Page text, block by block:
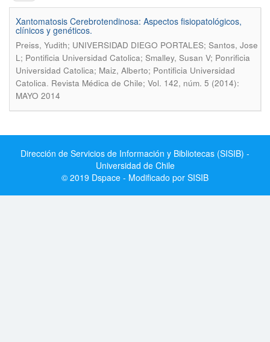
Xantomatosis Cerebrotendinosa: Aspectos fisiopatológicos,
clínicos y genéticos.
Preiss, Yudith; UNIVERSIDAD DIEGO PORTALES; Santos, Jose
L; Pontificia Universidad Catolica; Smalley, Susan V; Ponrificia
Universidad Catolica; Maiz, Alberto; Pontificia Universidad
Catolica. Revista Médica de Chile; Vol. 142, núm. 5 (2014):
MAYO 2014
Dirección de Servicios de Información y Bibliotecas (SISIB) -
Universidad de Chile
© 2019 Dspace - Modificado por SISIB